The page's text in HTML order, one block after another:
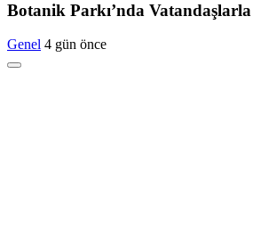
Botanik Parkı’nda
Genel 4 gün önce